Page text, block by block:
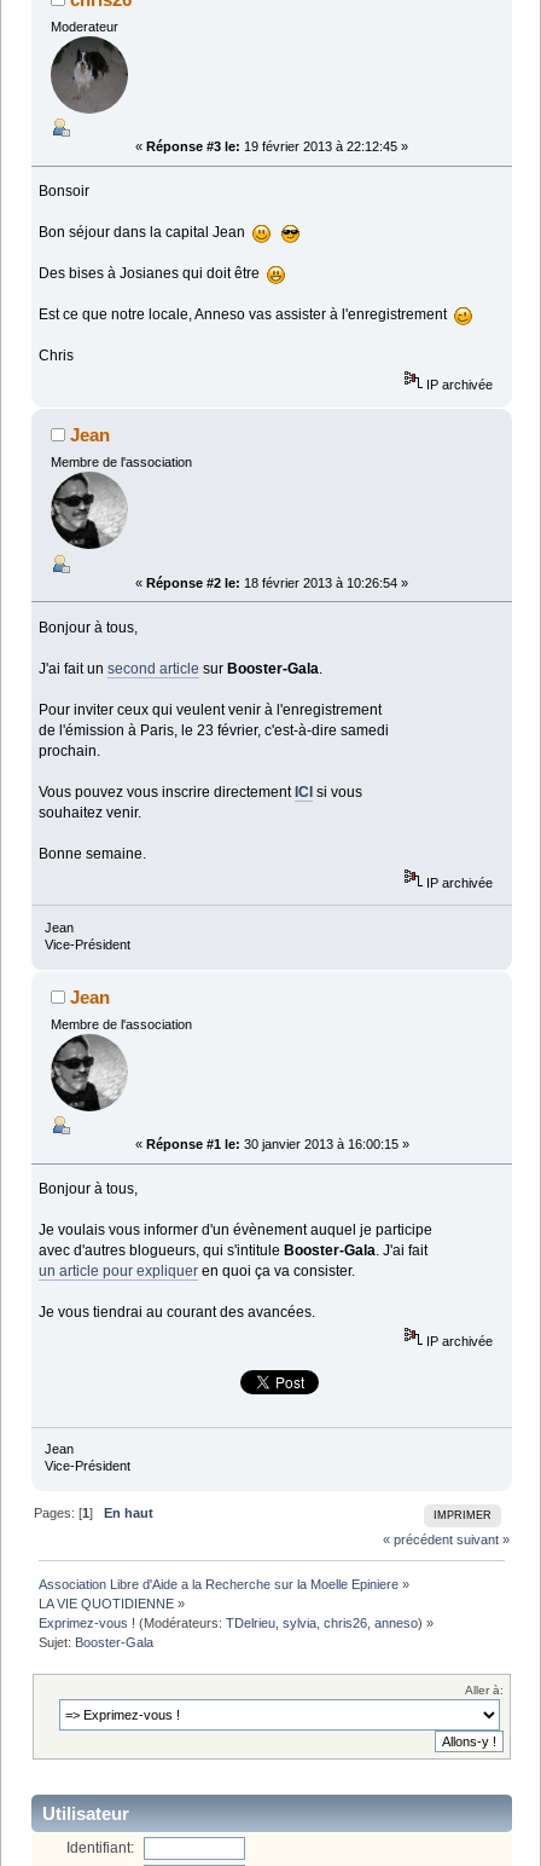
Moderateur
« Réponse #3 le: 19 février 2013 à 22:12:45 »
Bonsoir
Bon séjour dans la capital Jean
Des bises à Josianes qui doit être
Est ce que notre locale, Anneso vas assister à l'enregistrement
Chris
IP archivée
Jean
Membre de l'association
« Réponse #2 le: 18 février 2013 à 10:26:54 »
Bonjour à tous,
J'ai fait unsecond article surBooster-Gala
Pour inviter ceux qui veulent venir à l'enregistrement
de l'émission à Paris, le 23 février, c'est-à-dire samedi
prochain.
Vous pouvez vous inscrire directementICI si vous
souhaitez venir.
Bonne semaine.
IP archivée
Jean
Vice-Président
Jean
Membre de l'association
« Réponse #1 le: 30 janvier 2013 à 16:00:15 »
Bonjour à tous,
Je voulais vous informer d'un évènement auquel je participe
avec d'autres blogueurs, qui s'intitule Booster-Gala. J'ai fait
un article pour expliquer en quoi ça va consister.
Je vous tiendrai au courant des avancées.
IP archivée
Jean
Vice-Président
IMPRIMER
Pages: [1]
En haut
« précédent suivant »
Association Libre d'Aide a la Recherche sur la Moelle Epiniere »
LA VIE QUOTIDIENNE »
Exprimez-vous ! (Modérateurs:TDelrieu ,sylvia ,chris26 ,anneso) »
Sujet: Booster-Gala
Aller à:
Utilisateur
Identifiant: